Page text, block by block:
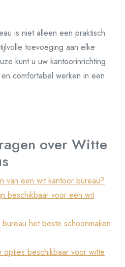
is niet alleen een praktisch
toevoeging aan elke
kunt u uw kantoorinrichting
comfortabel werken in een
over Witte
van een wit kantoor bureau?
beschikbaar voor een wit
het beste schoonmaken
beschikbaar voor witte